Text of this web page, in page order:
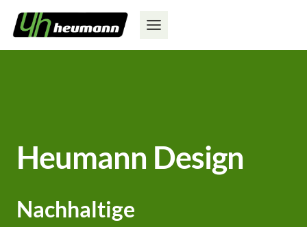
Inhalt
Heumann Design
Nachhaltige